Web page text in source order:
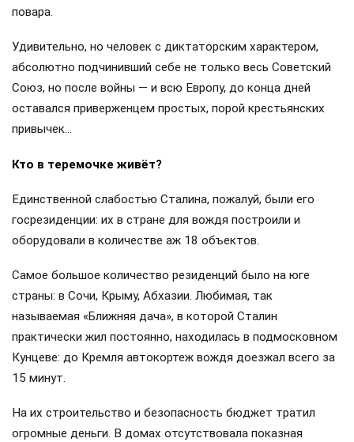
повара.
Удивительно, но человек с диктаторским характером,
абсолютно подчинивший себе не только весь Советский
Союз, но после войны — и всю Европу, до конца дней
оставался приверженцем простых, порой крестьянских
привычек…
Кто в теремочке живёт?
Единственной слабостью Сталина, пожалуй, были его
госрезиденции: их в стране для вождя построили и
оборудовали в количестве аж 18 объектов.
Самое большое количество резиденций было на юге
страны: в Сочи, Крыму, Абхазии. Любимая, так
называемая «Ближняя дача», в которой Сталин
практически жил постоянно, находилась в подмосковном
Кунцеве: до Кремля автокортеж вождя доезжал всего за
15 минут.
На их строительство и безопасность бюджет тратил
огромные деньги. В домах отсутствовала показная